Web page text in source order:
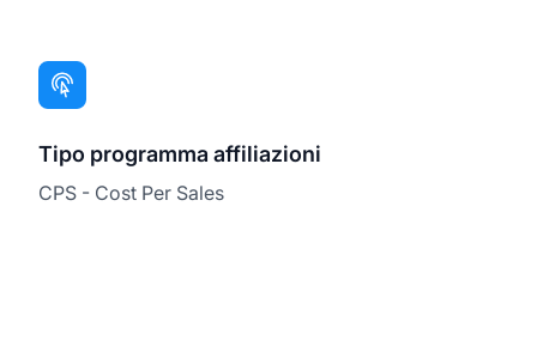
Tipo programma affiliazioni
CPS - Cost Per Sales